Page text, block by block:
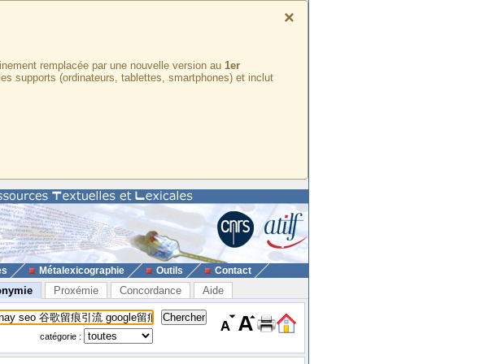
×
remplacée par une nouvelle version au 1er
supports (ordinateurs, tablettes, smartphones) et inclut
Métalexicographie Outils Contact
Proxémie Concordance Aide
catégorie :